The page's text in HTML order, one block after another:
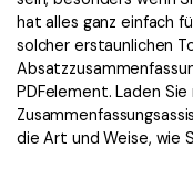
hat alles ganz einfach
solcher erstaunlichen
PDFelement. Laden
die Art und Weise, wie